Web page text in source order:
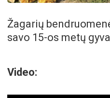
Žagarių
savo 15-os metų
Video: